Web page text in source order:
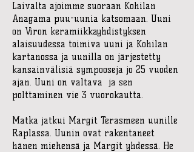
Laivalta ajoimme suoraan Kohilan
Anagama puu-uunia katsomaan. Uuni
on Viron keramiikkayhdistyksen
alaisuudessa toimiva uuni ja Kohilan
kartanossa ja uunilla on järjestetty
kansainvälisiä sympooseja jo 25 vuoden
ajan. Uuni on valtava ja sen
polttaminen vie 3 vuorokautta.
Matka jatkui Margit Terasmeen uunille
Raplassa. Uunin ovat rakentaneet
hänen miehensä ja Margit yhdessä. He